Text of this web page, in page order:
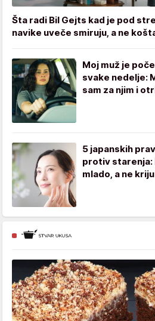
Šta radi Bil Gejts kad je pod
navike uveče smiruju, a ne
Moj muž je
svake nedelje:
sam za njim i
5 japanskih
protiv starenja:
mlado, a ne